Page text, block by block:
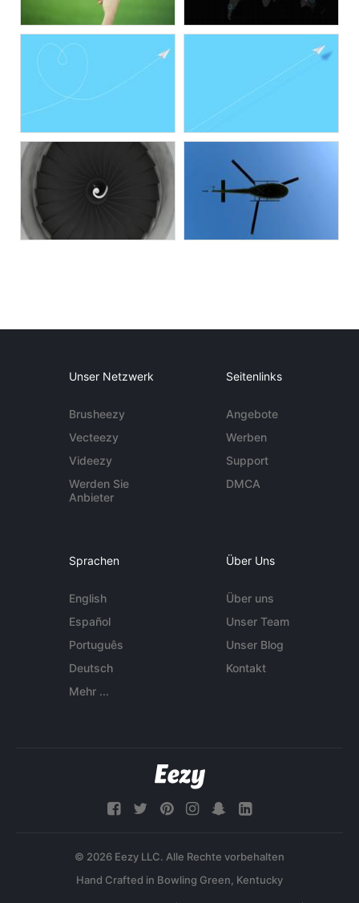
Unser Netzwerk
Brusheezy
Vecteezy
Videezy
Werden Sie
Anbieter
Seitenlinks
Angebote
Werben
Support
DMCA
Sprachen
English
Español
Português
Deutsch
Mehr ...
Über Uns
Über uns
Unser Team
Unser Blog
Kontakt
© 2026 Eezy LLC. Alle Rechte vorbehalten